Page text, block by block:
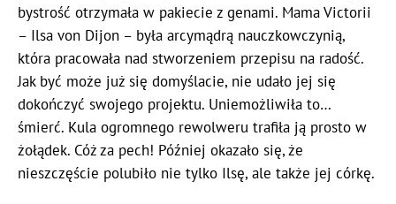
bystrość otrzymała w pakiecie z genami. Mama Victorii
– Ilsa von Dijon – była arcymądrą nauczkowczynią,
która pracowała nad stworzeniem przepisu na radość.
Jak być może już się domyślacie, nie udało jej się
dokończyć swojego projektu. Uniemożliwiła to…
śmierć. Kula ogromnego rewolweru trafiła ją prosto w
żołądek. Cóż za pech! Później okazało się, że
nieszczęście polubiło nie tylko Ilsę, ale także jej córkę.